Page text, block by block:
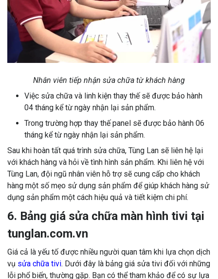
Nhân viên tiếp nhận sửa chữa từ khách hàng
Việc sửa chữa và linh kiện thay thế sẽ được bảo hành
04 tháng kể từ ngày nhận lại sản phẩm.
Trong trường hợp thay thế panel sẽ được bảo hành 06
tháng kể từ ngày nhận lại sản phẩm.
Sau khi hoàn tất quá trình sửa chữa, Tùng Lan sẽ liên hệ lại
với khách hàng và hỏi về tình hình sản phẩm. Khi liên hệ với
Tùng Lan, đội ngũ nhân viên hỗ trợ sẽ cung cấp cho khách
hàng một số mẹo sử dụng sản phẩm để giúp khách hàng sử
dụng sản phẩm một cách hiệu quả và tiết kiệm chi phí.
6. Bảng giá sửa chữa màn hình tivi tại
tunglan.com.vn
Giá cả là yếu tố được nhiều người quan tâm khi lựa chọn dịch
vụ sửa chữa tivi. Dưới đây là bảng giá sửa tivi đối với những
lỗi phổ biến, thường gặp. Bạn có thể tham khảo để có sự lựa